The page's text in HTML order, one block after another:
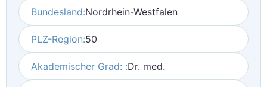
Bundesland:Nordrhein-Westfalen
PLZ-Region:50
Akademischer Grad: :Dr. med.